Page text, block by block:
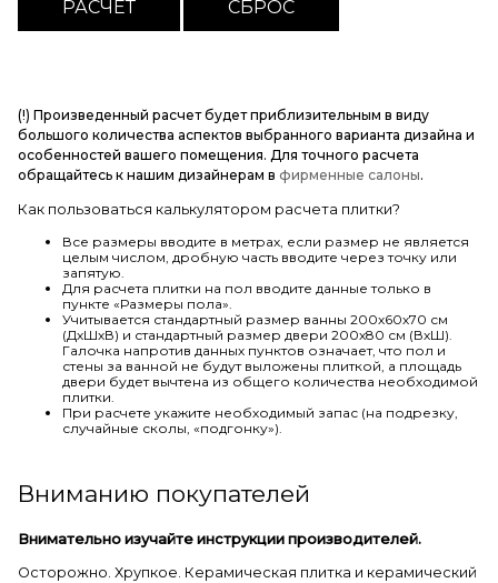
(!) Произведенный расчет будет приблизительным в виду
большого количества аспектов выбранного варианта дизайна и
особенностей вашего помещения. Для точного расчета
обращайтесь к нашим дизайнерам в фирменные салоны.
Как пользоваться калькулятором расчета плитки?
Все размеры вводите в метрах, если размер не является
целым числом, дробную часть вводите через точку или
запятую.
Для расчета плитки на пол вводите данные только в
пункте «Размеры пола».
Учитывается стандартный размер ванны 200х60х70 см
(ДхШхВ) и стандартный размер двери 200х80 см (ВхШ).
Галочка напротив данных пунктов означает, что пол и
стены за ванной не будут выложены плиткой, а площадь
двери будет вычтена из общего количества необходимой
плитки.
При расчете укажите необходимый запас (на подрезку,
случайные сколы, «подгонку»).
Вниманию покупателей
Внимательно изучайте инструкции производителей.
Осторожно. Хрупкое. Керамическая плитка и керамический